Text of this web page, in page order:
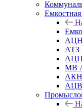
АЦН
АТЗ
МВ
АКН
АЦВ